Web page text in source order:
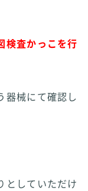
検査かっこを行
器械にて確認し
としていただけ